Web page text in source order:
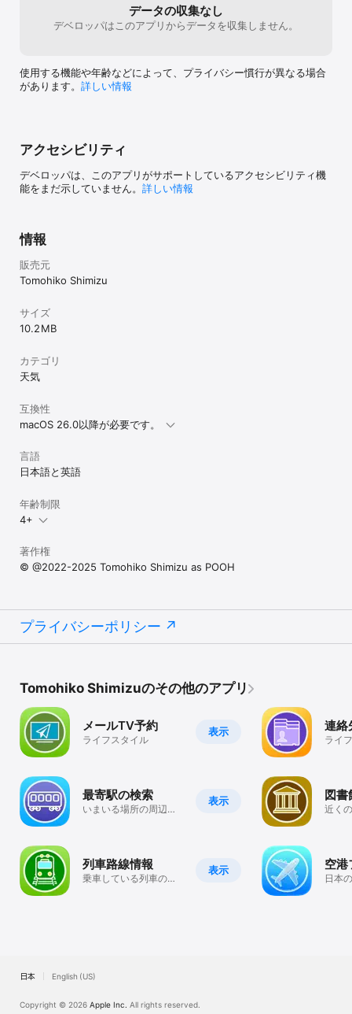
大、中、小 3種類のサイズのウィジェットをサポートしています。
地震ウオッチャーで最新の地震情報を通知するタイミングにウィジ
ェットの表示内容を更新します。また、ウィジェットをデスクトッ
[ 便利な通知機能をサポート ]
データの収集なし
デベロッパはこのアプリからデータを収集しません。
使用する機能や年齢などによって、プライバシー慣行が異なる場合
があります。 詳しい情報
アクセシビリティ
デベロッパは、このアプリがサポートしているアクセシビリティ機
能をまだ示していません。 詳しい情報
情報
販売元
Tomohiko Shimizu
サイズ
10.2 MB
カテゴリ
天気
互換性
macOS 26.0以降が必要です。
言語
日本語と英語
年齢制限
4+
著作権
© @2022-2025 Tomohiko Shimizu as POOH
プライバシーポリシー
Tomohiko Shimizuのその他のアプリ
表示
メールTV予約
ライフスタイル
表示
最寄駅の検索
いまいる場所の周辺に
表示
列車路線情報
乗車している列車の路
連絡
ライ
図
近く
空港
日本
日本 English (US)
Copyright © 2026 Apple Inc. All rights reserved.